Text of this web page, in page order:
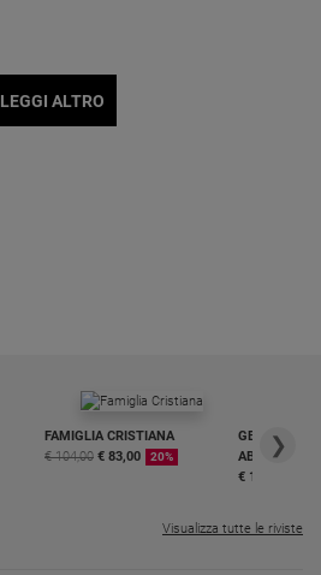
LEGGI ALTRO
FAMIGLIA CRISTIANA
€ 104,00 € 83,00 20%
GBABY
€ 16,99
❯
Visualizza tutte le riviste